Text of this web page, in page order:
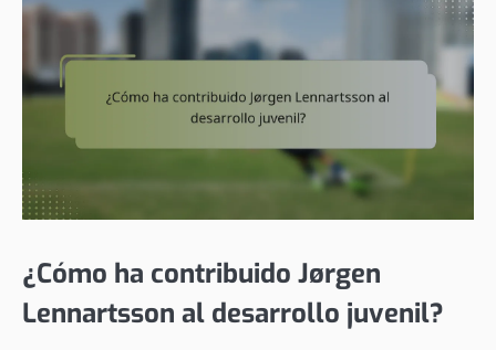
¿Cómo ha contribuido Jørgen
Lennartsson al desarrollo juvenil?